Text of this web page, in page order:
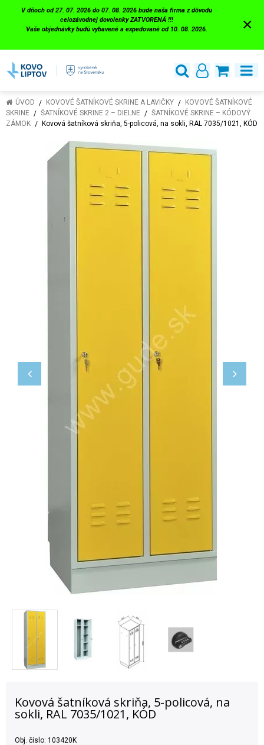
V dňoch od 27. 07. 2026 do 07. 08. 2026 bude naša firma z dôvodu
celozávodnej dovolenky ZATVORENÁ !!!
Vaše objednávky budú vybavené a expedované od 10. 08. 2026.
×
ÚVOD KOVOVÉ ŠATNÍKOVÉ SKRINE A LAVIČKY
KOVOVÉ ŠATNÍKOVÉ
SKRINE
ŠATNÍKOVÉ SKRINE 2 – DIELNE
ŠATNÍKOVÉ SKRINE – KÓDOVÝ
ZÁMOK
Kovová šatníková skriňa, 5-policová, na sokli, RAL 7035/1021, KÓD
Kovová šatníková skriňa, 5-policová, na
sokli, RAL 7035/1021, KÓD
Obj. čislo: 103420K